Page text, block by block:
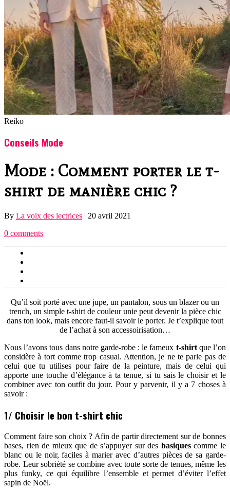
Reiko
Conseils Mode
Mode : Comment porter le t-
shirt de manière chic ?
By La voix des lectrices | 20 avril 2021
0 comments
Qu’il soit porté avec une jupe, un pantalon, sous un blazer ou un
trench, un simple t-shirt de couleur unie peut devenir la pièce chic
dans ton look, mais encore faut-il savoir le porter. Je t’explique tout
de l’achat à son accessoirisation…
Nous l’avons tous dans notre garde-robe : le fameux t-shirtque l’on
considère à tort comme trop casual. Attention, je ne te parle pas de
celui que tu utilises pour faire de la peinture, mais de celui qui
apporte une touche d’élégance à ta tenue, si tu sais le choisir et le
combiner avec ton outfit du jour. Pour y parvenir, il y a 7 choses à
savoir :
1/ Choisir le bon t-shirt chic
Comment faire son choix ? Afin de partir directement sur de bonnes
bases, rien de mieux que de s’appuyer sur des basiquescomme le
blanc ou le noir, faciles à marier avec d’autres pièces de sa garde-
robe. Leur sobriété se combine avec toute sorte de tenues, même les
plus funky, ce qui équilibre l’ensemble et permet d’éviter l’effet
sapin de Noël.